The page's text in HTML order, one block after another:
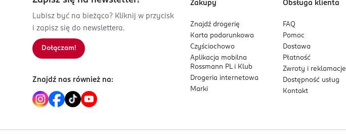
4 naklejki
Kod EAN
8 006540 772591
Lubisz być na bieżąco? Kliknij w przycisk
i zapisz się do newslettera.
Dołączam!
Znajdź nas również na:
Zakupy
Znajdź drogerię
Karta podarunkowa
Czyściochowo
Aplikacja mobilna
Rossmann PL i Klub
Drogeria internetowa
Marki
Obsługa klienta
FAQ
Pomoc
Dostawa
Płatność
Zwroty i reklamacje
Dostępność usług
Kontakt